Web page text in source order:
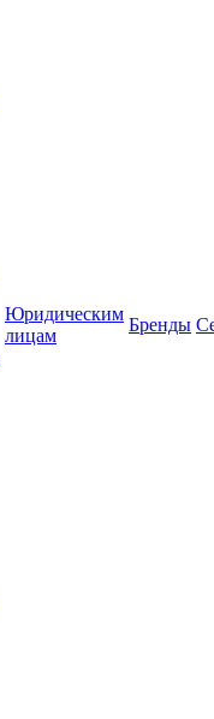
Юридическим
лицам
Бренды